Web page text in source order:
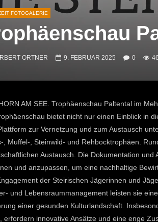
FOTOGALERIE
ORTNER 9. FEBRUAR 2025 0
AM SEE. Trophäenschau Paltental im
bietet nicht nur einen Einblick in
zur Vernetzung und zum Austausch
, Muffel-, Steinwild- und Rehbocktrophäen.
Austausch. Die Dokumentation
und anzupassen, um eine nachhaltige
der Steirischen Jägerinnen und
und Lebensraummanagement leisten sie
einer gesunden Kulturlandschaft.
erfordern innovative Ansätze und eine enge